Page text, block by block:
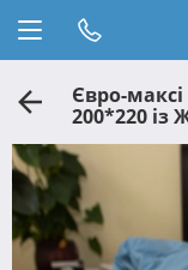
Євро-максі
200*220 із